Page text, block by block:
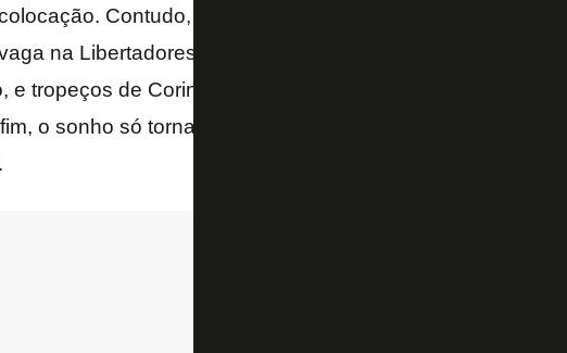
Contudo, logo depois, amargou um período sem
na Libertadores graças a uma vitória na rodada
e tropeços de Corinthians e Atlético-PR. Já neste ano, com
o sonho só tornará-se real em caso de “erro zero” –